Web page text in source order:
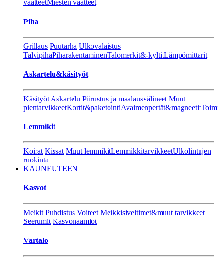
vaatteetMiesten vaatteet
Piha
Grillaus Puutarha Ulkovalaistus
TalvipihaPiharakentaminenTalomerkit&-kyltitLämpömittarit
Askartelu&käsityöt
Käsityöt Askartelu Piirustus-ja maalausvälineet Muut
pientarvikkeetKortit&paketointiAvaimenpertät&magneetit
Lemmikit
Koirat Kissat Muut lemmikitLemmikkitarvikkeetUlkolintujen
ruokinta
KAUNEUTEEN
Kasvot
Meikit Puhdistus Voiteet Meikkisiveltimet&muut tarvikkeet
Seerumit Kasvonaamiot
Vartalo